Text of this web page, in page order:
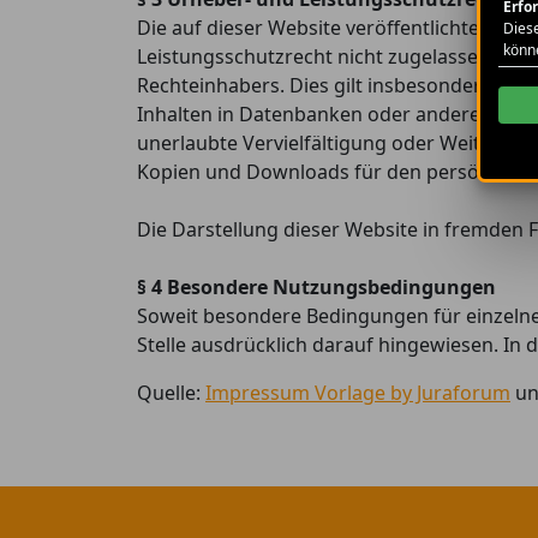
Die auf dieser Website veröffentlichten
Leistungsschutzrecht nicht zugelassene
Rechteinhabers. Dies gilt insbesondere
Inhalten in Datenbanken oder anderen
unerlaubte Vervielfältigung oder
Kopien und Downloads für den
Die Darstellung dieser Website in fremden
§ 4 Besondere Nutzungsbedingungen
Soweit besondere Bedingungen für
Stelle ausdrücklich darauf hingewiesen. In
Quelle: Impressum Vorlage by Juraforum